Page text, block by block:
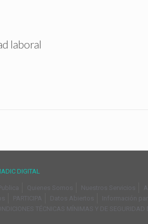
laboral
DIGITAL
Quienes Somos Nuestros Servicios
PARTICIPA Datos Abiertos Información
TÉCNICAS MÍNIMAS Y DE SEGURIDAD